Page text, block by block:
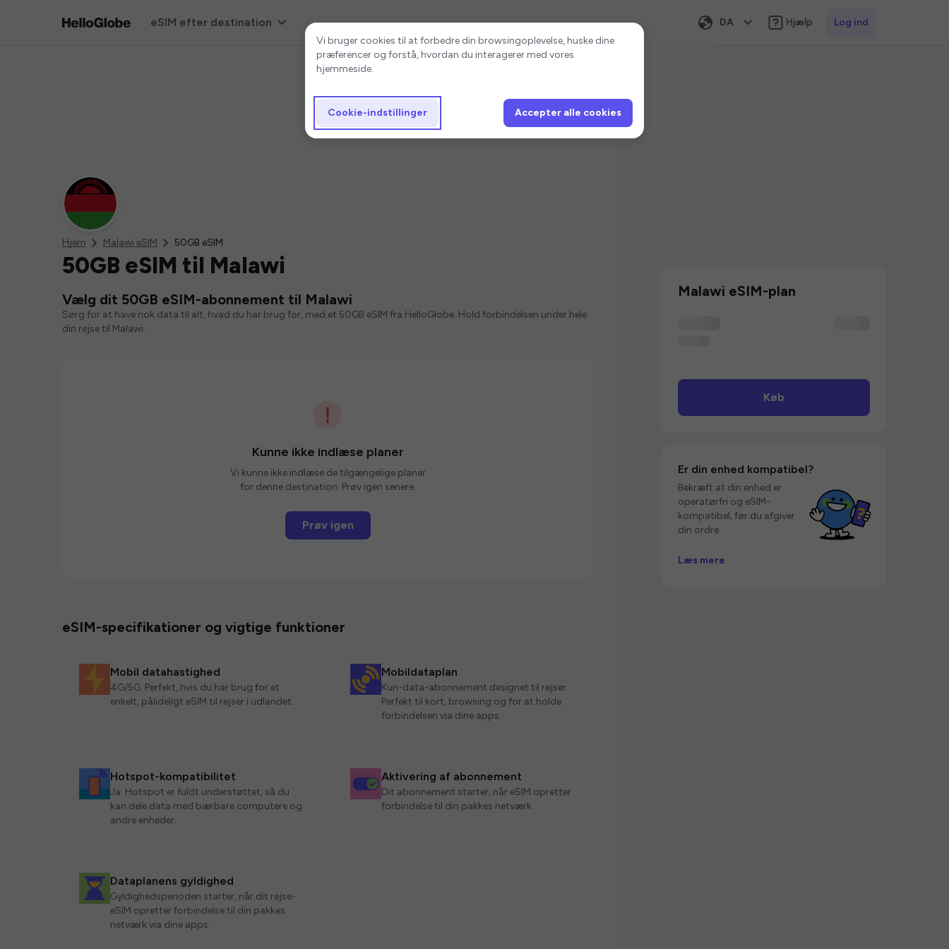
eSIM efter destination DA Hjælp Log ind
Hjem Malawi eSIM 50GB eSIM
50GB eSIM til Malawi
Vælg dit 50GB eSIM-abonnement til Malawi
Sørg for at have nok data til alt, hvad du har brug for, med et 50GB eSIM fra HelloGlobe. Hold forbindelsen under hele
din rejse til Malawi.
Kunne ikke indlæse planer
Vi kunne ikke indlæse de tilgængelige planer
for denne destination. Prøv igen senere.
Prøv igen
eSIM-specifikationer og vigtige funktioner
Mobil datahastighed
4G/5G. Perfekt, hvis du har brug for et
enkelt, pålideligt eSIM til rejser i udlandet.
Mobildataplan
Kun-data-abonnement designet til rejser.
Perfekt til kort, browsing og for at holde
forbindelsen via dine apps.
Hotspot-kompatibilitet
Ja. Hotspot er fuldt understøttet, så du
kan dele data med bærbare computere og
andre enheder.
Aktivering af abonnement
Dit abonnement starter, når eSIM opretter
forbindelse til din pakkes netværk.
Dataplanens gyldighed
Gyldighedsperioden starter, når dit rejse-
eSIM opretter forbindelse til din pakkes
netværk via dine apps.
Malawi eSIM-plan
Køb
Er din enhed kompatibel?
Bekræft at din enhed er
operatørfri og eSIM-
kompatibel, før du afgiver
din ordre.
Læs mere
Cookie-indstillinger
Vi bruger cookies til at forbedre din browsingoplevelse, huske dine
præferencer og forstå, hvordan du interagerer med vores
hjemmeside.
Cookie-indstillinger Accepter alle cookies